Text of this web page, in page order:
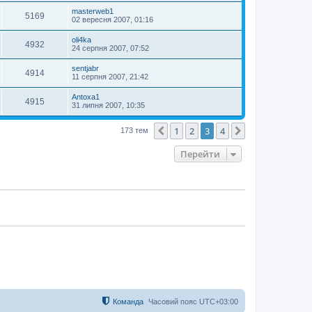
5169
masterweb1
02 вересня 2007, 01:16
4932
oli4ka
24 серпня 2007, 07:52
4914
sentjabr
11 серпня 2007, 21:42
4915
Antoxa1
31 липня 2007, 10:35
173 тем Поперед.
1 2 3 4
Перейти
Часовий пояс UTC+03:00
Команда